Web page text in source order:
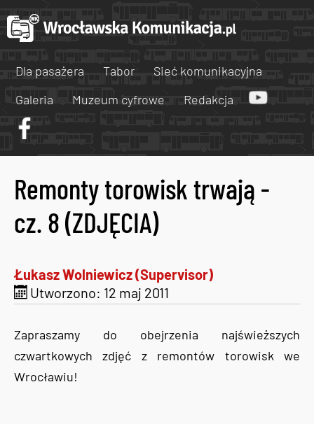
Dla pasażera Tabor
Sieć komunikacyjna
Galeria
Muzeum cyfrowe Redakcja
Remonty torowisk trwają -
cz. 8 (ZDJĘCIA)
Łukasz Wolniewicz (Supervisor)
Utworzono: 12 maj 2011
Zapraszamy do obejrzenia najświeższych
czwartkowych zdjęć z remontów torowisk we
Wrocławiu!